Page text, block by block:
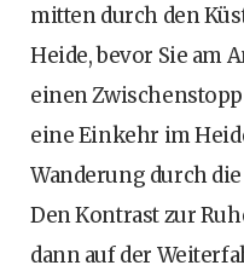
mitten durch den
Heide, bevor Sie am
einen
eine Einkehr im
Wanderung durch
Den Kontrast zur
dann auf der